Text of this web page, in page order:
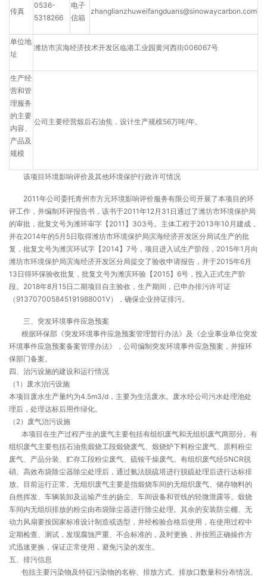
传真
0536-
5318266
电子
信箱
zhanglianzhuweifangduans@sinowaycarbon.com
单位地
址
潍坊市滨海经济技术开发区临港工业园黄河西街006067号
生产经
营和管
理服务
的主要
内容、
产品及
规模
公司主要经营煅后石油焦，设计生产规模56万吨/年。
该项目环境影响评价及其他环境保护行政许可情况
2011年公司委托青州市方元环境影响评价服务有限公司开展了本项目的环
评工作，并编制环评报告书，该书于2011年12月31日通过了潍坊市环境保护局
的审批，批复文号为潍环审字【2011】303号。主体工程于2013年10月建成，
并在2014年的5月5日取得潍坊市环境保护局滨海经济开发区分局试生产的批
复，批复文号为潍滨环试字【2014】7号，项目进入试生产阶段，2015年1月向
潍坊市环境保护局滨海经济开发区分局提交了验收申请报告，并于2015年6月
13日得环保验收批复，批复文号为潍滨环验【2015】6号，投入正式生产阶
段。2018年8月15日二期项目自主验收，生产期间，已申办排污许可证
（913707005845191988001V），确保企业持证排污。
三、突发环境事件应急预案
根据环保部《突发环境事件应急预案管理暂行办法》及《企业事业单位突发
环境事件应急预案备案管理办法》，公司编制突发环境事件应急预案，并报环
保部门备案。
四、治污设施的建设和运行情况
（1）废水治污设施
本项目废水生产量约为4.5m3/d，主要为生活废水。废水经公司污水处理池处
理后，处理达标后用作绿化。
（2）废气治污设施
本项目在生产过程产生的废气主要包括有组织废气和无组织废气两部分。有
组织废气主要包括石油焦煅烧工段煅烧废气、煅烧炉下料粉尘废气、原料粉尘
废气、产品分装、贮存工段粉尘废气、硫铵干燥废气。有组织废气经SNCR脱
硝、高效布袋除尘器除尘处理后，通过氨法脱硫塔进行脱硫处理后进行达标排
放。目前运行正常。无组织废气主要是指煅烧车间的无组织废气、储存物料的
自然挥发、车辆装卸及运输产生的扬尘、车间设备和管线的轻微泄露等。煅烧
车间内无组织排放的粉尘由布袋除尘器进行除尘处理。其余的安装防尘棚、无
动力风扇要按国家标准设计制造或选型，并经检验合格后使用，在使用过程中
定期检查、测试，发现腐蚀严重、不合标准的，及时更换，并按照正确操作方
式迅速更换，保证正常使用，避免污染的发生。
五、排污信息
包括主要污染物及特征污染物的名称、排放方式、排放口数量和分布情况、